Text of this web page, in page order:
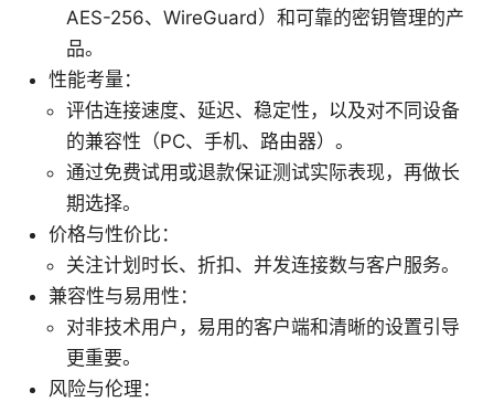
AES-256、WireGuard）和可靠的密钥管理的产
品。
性能考量：
评估连接速度、延迟、稳定性，以及对不同设备
的兼容性（PC、手机、路由器）。
通过免费试用或退款保证测试实际表现，再做长
期选择。
价格与性价比：
关注计划时长、折扣、并发连接数与客户服务。
兼容性与易用性：
对非技术用户，易用的客户端和清晰的设置引导
更重要。
风险与伦理：